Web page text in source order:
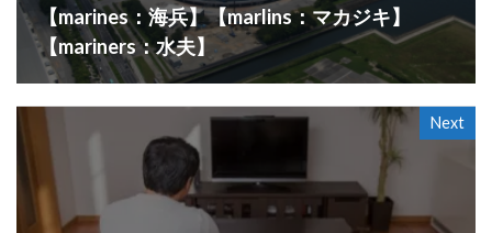
【marines：海兵】【marlins：マカジキ】
【mariners：水夫】
Next